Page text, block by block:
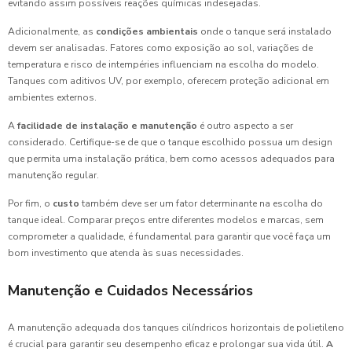
evitando assim possíveis reações químicas indesejadas.
Adicionalmente, as condições ambientais onde o tanque será instalado
devem ser analisadas. Fatores como exposição ao sol, variações de
temperatura e risco de intempéries influenciam na escolha do modelo.
Tanques com aditivos UV, por exemplo, oferecem proteção adicional em
ambientes externos.
Afacilidade de instalação e manutenção é outro aspecto a ser
considerado. Certifique-se de que o tanque escolhido possua um design
que permita uma instalação prática, bem como acessos adequados para
manutenção regular.
Por fim, o custo também deve ser um fator determinante na escolha do
tanque ideal. Comparar preços entre diferentes modelos e marcas, sem
comprometer a qualidade, é fundamental para garantir que você faça um
bom investimento que atenda às suas necessidades.
Manutenção e Cuidados Necessários
A manutenção adequada dos tanques cilíndricos horizontais de polietileno
é crucial para garantir seu desempenho eficaz e prolongar sua vida útil. A